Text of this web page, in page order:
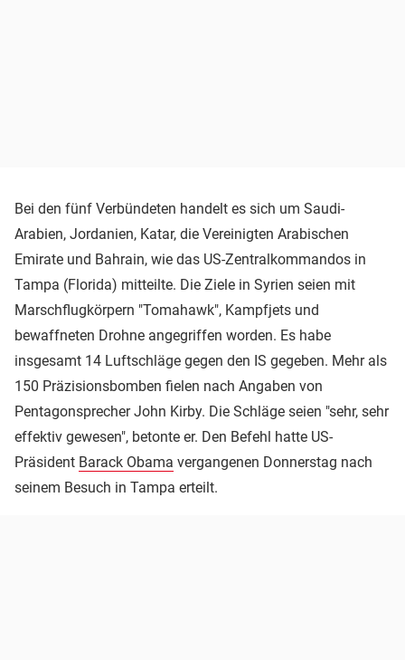
Bei den fünf Verbündeten handelt es sich um Saudi-
Arabien, Jordanien, Katar, die Vereinigten Arabischen
Emirate und Bahrain, wie das US-Zentralkommandos in
Tampa (Florida) mitteilte. Die Ziele in Syrien seien mit
Marschflugkörpern "Tomahawk", Kampfjets und
bewaffneten Drohne angegriffen worden. Es habe
insgesamt 14 Luftschläge gegen den IS gegeben. Mehr als
150 Präzisionsbomben fielen nach Angaben von
Pentagonsprecher John Kirby. Die Schläge seien "sehr, sehr
effektiv gewesen", betonte er. Den Befehl hatte US-
Präsident Barack Obama vergangenen Donnerstag nach
seinem Besuch in Tampa erteilt.